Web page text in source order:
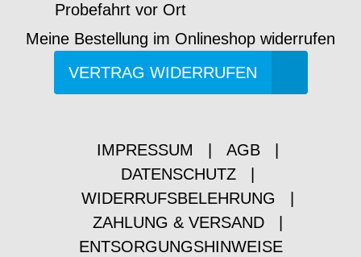
Probefahrt vor Ort
Meine Bestellung im Onlineshop widerrufen
VERTRAG WIDERRUFEN
IMPRESSUM AGB
DATENSCHUTZ
WIDERRUFSBELEHRUNG
ZAHLUNG & VERSAND
ENTSORGUNGSHINWEISE